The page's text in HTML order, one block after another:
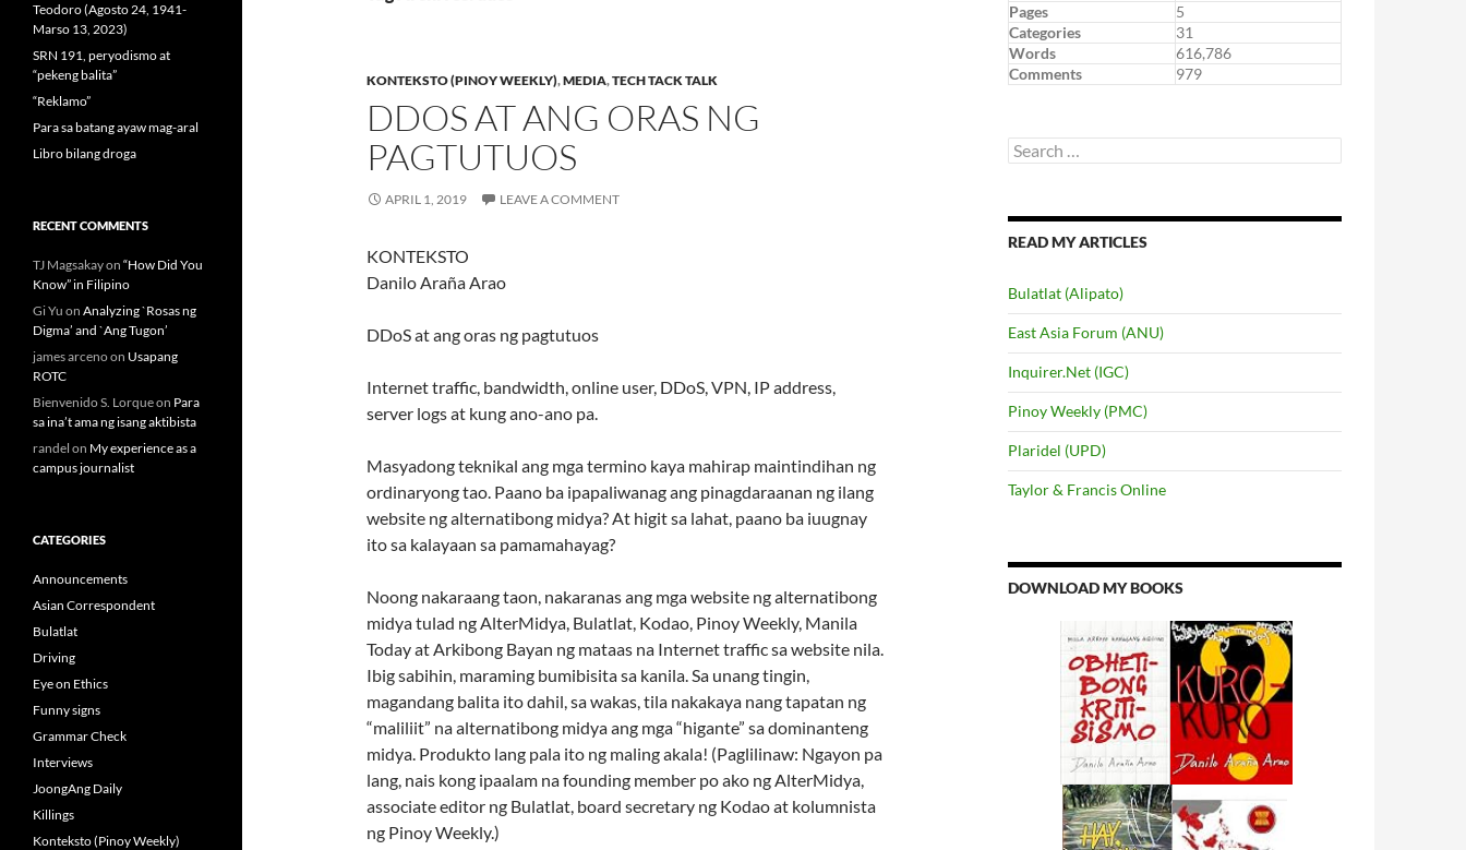
KONTEKSTO (PINOY WEEKLY),MEDIA,TECH TACK TALK
DDOS AT ANG ORAS NG
PAGTUTUOS
APRIL 1, 2019 LEAVE A COMMENT
KONTEKSTO
Danilo Araña Arao
DDoS at ang oras ng pagtutuos
Internet traffic, bandwidth, online user, DDoS, VPN, IP address,
server logs at kung ano-ano pa.
Masyadong teknikal ang mga termino kaya mahirap maintindihan ng
ordinaryong tao. Paano ba ipapaliwanag ang pinagdaraanan ng ilang
website ng alternatibong midya? At higit sa lahat, paano ba iuugnay
ito sa kalayaan sa pamamahayag?
Noong nakaraang taon, nakaranas ang mga website ng alternatibong
midya tulad ng AlterMidya, Bulatlat, Kodao, Pinoy Weekly, Manila
Today at Arkibong Bayan ng mataas na Internet traffic sa website nila.
Ibig sabihin, maraming bumibisita sa kanila. Sa unang tingin,
magandang balita ito dahil, sa wakas, tila nakakaya nang tapatan ng
“maliliit” na alternatibong midya ang mga “higante” sa dominanteng
midya. Produkto lang pala ito ng maling akala! (Paglilinaw: Ngayon pa
lang, nais kong ipaalam na founding member po ako ng AlterMidya,
associate editor ng Bulatlat, board secretary ng Kodao at kolumnista
ng Pinoy Weekly.)
Pages
5
Categories
31
Words
616,786
Comments
979
Search
for:
READ MY ARTICLES
Bulatlat (Alipato)
East Asia Forum (ANU)
Inquirer.Net (IGC)
Pinoy Weekly (PMC)
Plaridel (UPD)
Taylor & Francis Online
DOWNLOAD MY BOOKS
Teodoro (Agosto 24, 1941-
Marso 13, 2023)
SRN 191, peryodismo at
“pekeng balita”
“Reklamo”
Para sa batang ayaw mag-aral
Libro bilang droga
RECENT COMMENTS
TJ Magsakayon “How Did You
Know” in Filipino
Gi Yu on Analyzing `Rosas ng
Digma’ and `Ang Tugon’
james arcenoon Usapang
ROTC
Bienvenido S. Lorqueon Para
sa ina’t ama ng isang aktibista
randel on My experience as a
campus journalist
CATEGORIES
Announcements
Asian Correspondent
Bulatlat
Driving
Eye on Ethics
Funny signs
Grammar Check
Interviews
JoongAng Daily
Killings
Konteksto (Pinoy Weekly)